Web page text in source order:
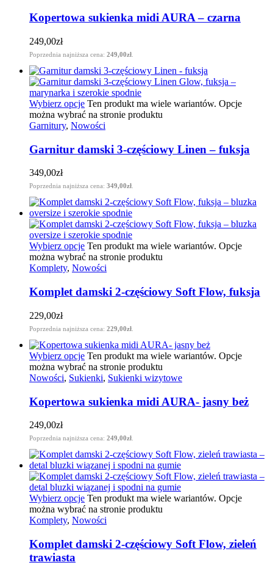
Kopertowa sukienka midi AURA – czarna
249,00zł
Poprzednia najniższa cena: 249,00zł
Wybierz opcje Ten produkt ma wiele wariantów. Opcje
można wybrać na stronie produktu
Garnitury, Nowości
Garnitur damski 3-częściowy Linen – fuksja
349,00zł
Poprzednia najniższa cena: 349,00zł
Wybierz opcje Ten produkt ma wiele wariantów. Opcje
można wybrać na stronie produktu
Komplety, Nowości
Komplet damski 2-częściowy Soft Flow, fuksja
229,00zł
Poprzednia najniższa cena: 229,00zł
Wybierz opcje Ten produkt ma wiele wariantów. Opcje
można wybrać na stronie produktu
Nowości, Sukienki, Sukienki wizytowe
Kopertowa sukienka midi AURA- jasny beż
249,00zł
Poprzednia najniższa cena: 249,00zł
Wybierz opcje Ten produkt ma wiele wariantów. Opcje
można wybrać na stronie produktu
Komplety, Nowości
Komplet damski 2-częściowy Soft Flow, zieleń
trawiasta